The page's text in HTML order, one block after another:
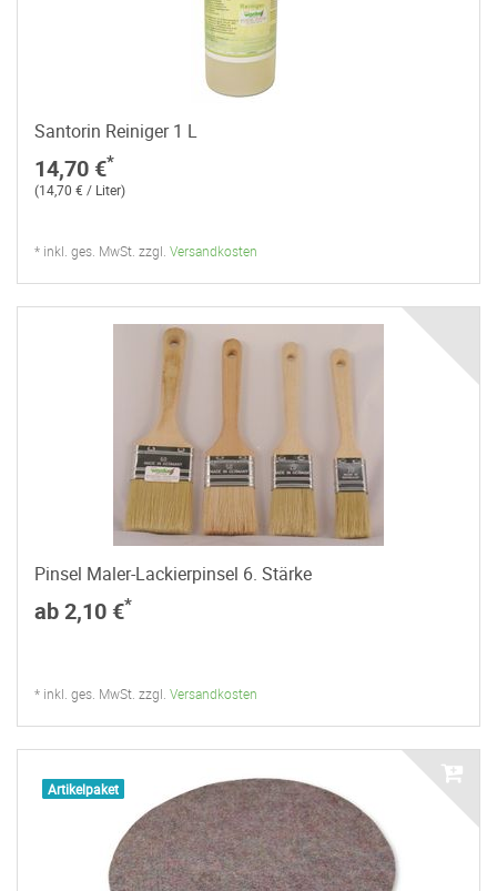
Santorin Reiniger 1 L
14,70 €*
(14,70 € / Liter)
* inkl. ges. MwSt. zzgl. Versandkosten
Pinsel Maler-Lackierpinsel 6. Stärke
ab 2,10 €*
* inkl. ges. MwSt. zzgl. Versandkosten
Artikelpaket